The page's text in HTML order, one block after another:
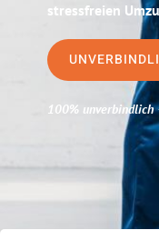
stressfreien
100% unverbindlich